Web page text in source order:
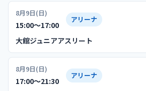
8月9日(日)
15:00〜17:00
アリーナ
大館ジュニアアスリート
8月9日(日)
17:00〜21:30
アリーナ